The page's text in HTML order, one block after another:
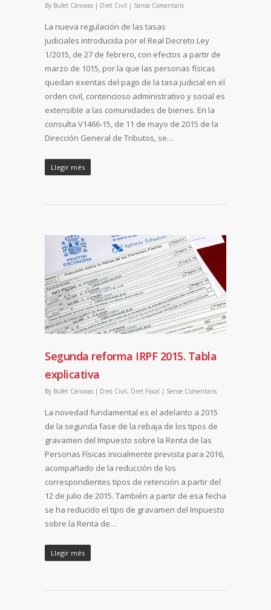
By Bufet Cánovas | Dret Civil | Sense Comentaris
La nueva regulación de las tasas
judiciales introducida por el Real Decreto Ley
1/2015, de 27 de febrero, con efectos a partir de
marzo de 1015, por la que las personas físicas
quedan exentas del pago de la tasa judicial en el
orden civil, contencioso administrativo y social es
extensible a las comunidades de bienes. En la
consulta V1466-15, de 11 de mayo de 2015 de la
Dirección General de Tributos, se…
Llegir més
Segunda reforma IRPF 2015. Tabla
explicativa
By Bufet Cánovas | Dret Civil, Dret Fiscal | Sense Comentaris
La novedad fundamental es el adelanto a 2015
de la segunda fase de la rebaja de los tipos de
gravamen del Impuesto sobre la Renta de las
Personas Físicas inicialmente prevista para 2016,
acompañado de la reducción de los
correspondientes tipos de retención a partir del
12 de julio de 2015. También a partir de esa fecha
se ha reducido el tipo de gravamen del Impuesto
sobre la Renta de…
Llegir més